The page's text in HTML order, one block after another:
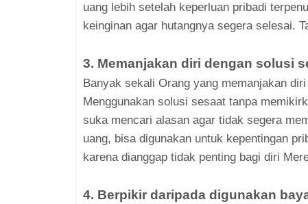
uang lebih setelah keperluan pribadi
keinginan agar hutangnya segera selesai.
3. Memanjakan diri dengan solusi
Banyak sekali Orang yang memanjakan
Menggunakan solusi sesaat tanpa
suka mencari alasan agar tidak segera
uang, bisa digunakan untuk kepentingan
karena dianggap tidak penting bagi diri
4. Berpikir daripada digunakan